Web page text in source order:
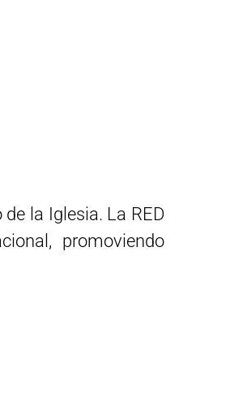
la Iglesia. La RED
promoviendo